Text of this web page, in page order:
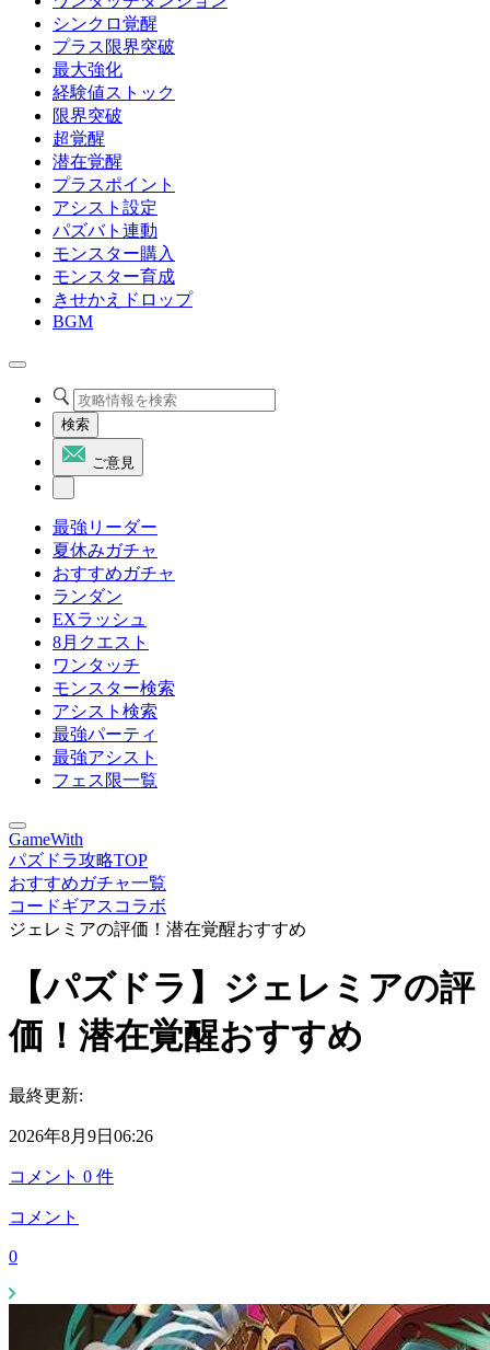
シンクロ覚醒
プラス限界突破
最大強化
経験値ストック
限界突破
超覚醒
潜在覚醒
プラスポイント
アシスト設定
パズバト連動
モンスター購入
モンスター育成
きせかえドロップ
BGM
検索
ご意見
最強リーダー
夏休みガチャ
おすすめガチャ
ランダン
EXラッシュ
8月クエスト
ワンタッチ
モンスター検索
アシスト検索
最強パーティ
最強アシスト
フェス限一覧
GameWith
パズドラ攻略TOP
おすすめガチャ一覧
コードギアスコラボ
ジェレミアの評価！潜在覚醒おすすめ
【パズドラ】ジェレミアの評
価！潜在覚醒おすすめ
最終更新:
2026年8月9日06:26
コメント 0 件
コメント
0